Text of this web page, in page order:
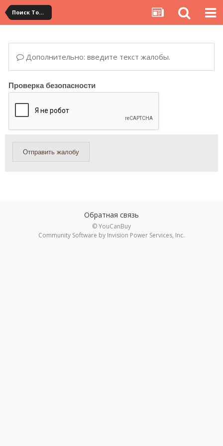
Поиск Товара
Дополнительно: введите текст жалобы.
Проверка безопасности
Отправить жалобу
Обратная связь
© YouCanBuy
Community Software by Invision Power Services, Inc.